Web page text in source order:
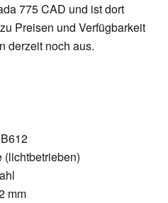
775 CAD und ist dort
Preisen und Verfügbarkeit
derzeit noch aus.
(lichtbetrieben)
mm